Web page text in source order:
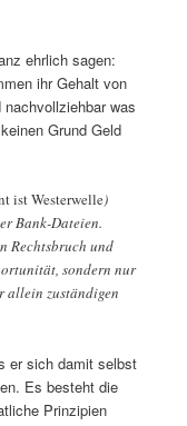
ehrlich sagen:
ihr Gehalt von
was
Grund Geld
ist Westerwelle)
Bank-Dateien.
Rechtsbruch und
sondern nur
allein zuständigen
er sich damit selbst
Es besteht die
Prinzipien